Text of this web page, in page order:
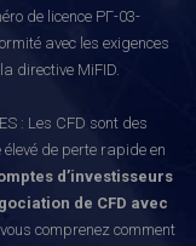
de licence РГ-03-
avec les exigences
directive MiFID.
: Les CFD sont des
de perte rapide en
d’investisseurs
de CFD avec
comprenez comment